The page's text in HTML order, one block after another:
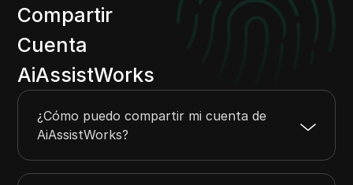
Compartir
Cuenta
AiAssistWorks
¿Cómo puedo compartir mi cuenta de
AiAssistWorks?